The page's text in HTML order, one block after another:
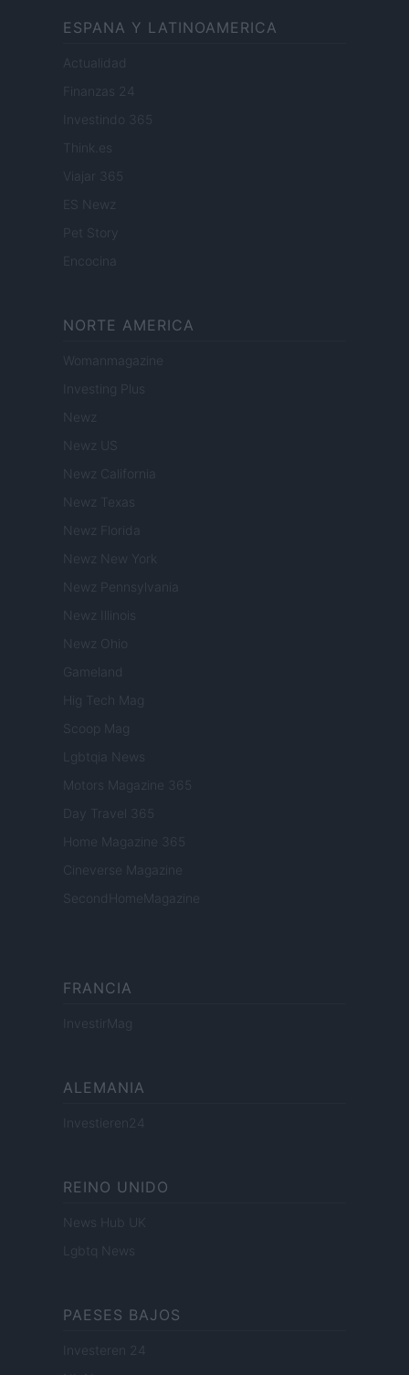
ESPANA Y LATINOAMERICA
Actualidad
Finanzas 24
Investindo 365
Think.es
Viajar 365
ES Newz
Encocina
NORTE AMERICA
Womanmagazine
Investing Plus
Newz
Newz US
Newz California
Newz Texas
Newz Florida
Newz New York
Newz Pennsylvania
Newz Illinois
Newz Ohio
Gameland
Hig Tech Mag
Scoop Mag
Lgbtqia News
Motors Magazine 365
Day Travel 365
Home Magazine 365
Cineverse Magazine
SecondHomeMagazine
FRANCIA
InvestirMag
ALEMANIA
Investieren24
REINO UNIDO
News Hub UK
Lgbtq News
PAESES BAJOS
Investeren 24